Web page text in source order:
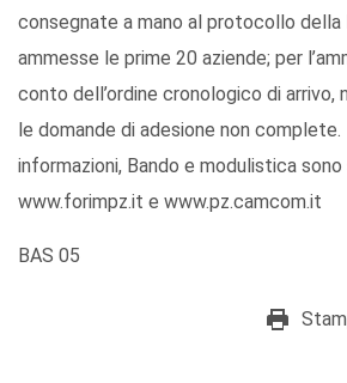
consegnate a mano al protocollo della
ammesse le prime 20 aziende; per
conto dell’ordine cronologico di arrivo,
le domande di adesione non
informazioni, Bando e modulistica
www.forimpz.it e www.pz.camcom.it
BAS 05